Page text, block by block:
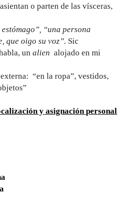
o parten de las vísceras,
“una persona
que oigo su voz”. Sic
unalienalojado en mi
“en la ropa”, vestidos,
y asignación personal